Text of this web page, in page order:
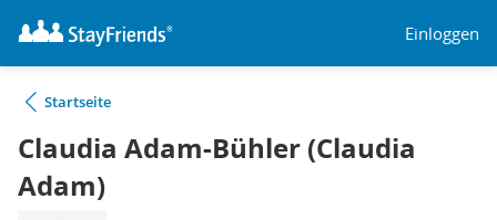
Einloggen
Startseite
Claudia Adam-Bühler (Claudia
Adam)